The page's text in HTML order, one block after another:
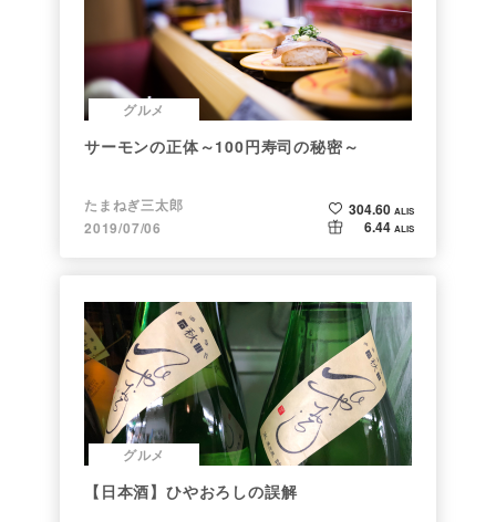
グルメ
サーモンの正体～100円寿司の秘密～
たまねぎ三太郎
2019/07/06
304.60 ALIS
6.44 ALIS
グルメ
【日本酒】ひやおろしの誤解